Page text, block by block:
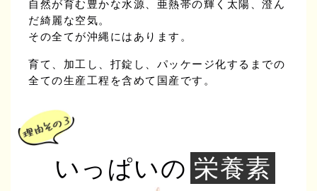
自然が育む豊かな水源、亜熱帯の輝く太陽、澄ん
だ綺麗な空気。
その全てが沖縄にはあります。
育て、加工し、打錠し、パッケージ化するまでの
全ての生産工程を含めて国産です。
いっぱいの 栄養素